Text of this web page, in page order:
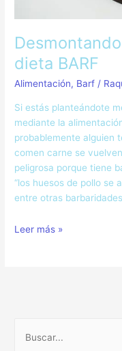
dieta BARF
Alimentación, Barf /
Si estás planteándote
mediante la
probablemente alguien
comen carne se
peligrosa porque tiene
“los huesos de pollo se
entre otras
Leer más »